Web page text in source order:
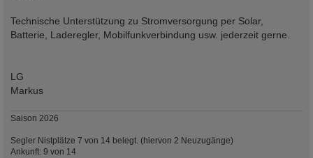
Technische Unterstützung zu Stromversorgung per Solar,
Batterie, Laderegler, Mobilfunkverbindung usw. jederzeit gerne.
LG
Markus
Saison 2026
Segler Nistplätze 7 von 14 belegt. (hiervon 2 Neuzugänge)
Ankunft: 9 von 14